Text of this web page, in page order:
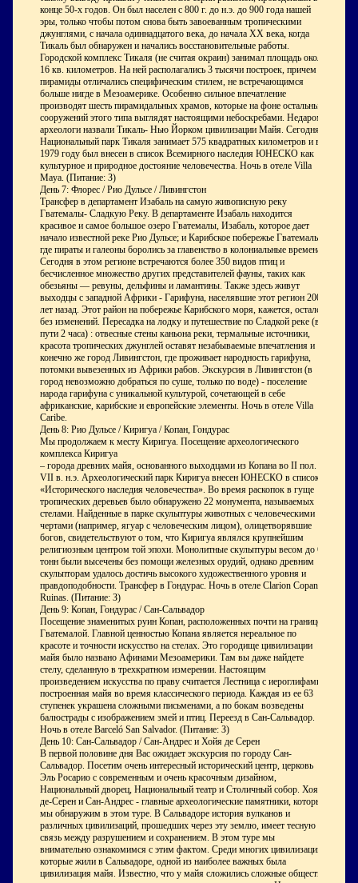
конце 50-х годов. Он был населен с 800 г. до н.э. до 900 года нашей
эры, только чтобы потом снова быть завоеванным тропическими
джунглями, с начала одиннадцатого века, до начала ХХ века, когда
Тикаль был обнаружен и начались восстановительные работы.
Городской комплекс Тикаля (не считая окраин) занимал площадь около
16 кв. километров. На ней располагались 3 тысячи построек, причем
пирамиды отличались специфическим стилем, не встречающимся
больше нигде в Мезоамерике. Особенно сильное впечатление
производят шесть пирамидальных храмов, которые на фоне остальных
сооружений этого типа выглядят настоящими небоскребами. Недаром
археологи назвали Тикаль- Нью Йорком цивилизации Майя. Сегодня
Национальный парк Тикаля занимает 575 квадратных километров и в
1979 году был внесен в список Всемирного наследия ЮНЕСКО как
культурное и природное достояние человечества. Ночь в отеле Villa
Maya. (Питание: З)
День 7: Флорес / Рио Дульсе / Ливингстон
Трансфер в департамент Изабаль на самую живописную реку
Гватемалы- Сладкую Реку. В департаменте Изабаль находится
красивое и самое большое озеро Гватемалы, Изабаль, которое дает
начало известной реке Рио Дульсе; и Карибское побережье Гватемалы,
где пираты и галеоны боролись за главенство в колониальные времена.
Сегодня в этом регионе встречаются более 350 видов птиц и
бесчисленное множество других представителей фауны, таких как
обезьяны — ревуны, дельфины и ламантины. Также здесь живут
выходцы с западной Африки - Гарифуна, населявшие этот регион 200
лет назад. Этот район на побережье Карибского моря, кажется, остался
без изменений. Пересадка на лодку и путешествие по Сладкой реке (в
пути 2 часа) : отвесные стены каньона реки, термальные источники,
красота тропических джунглей оставят незабываемые впечатления и
конечно же город Ливингстон, где проживает народность гарифуна,
потомки вывезенных из Африки рабов. Экскурсия в Ливингстон (в
город невозможно добраться по суше, только по воде) - поселение
народа гарифуна с уникальной культурой, сочетающей в себе
африканские, карибские и европейские элементы. Ночь в отеле Villa
Caribe.
День 8: Рио Дульсе / Киригуа / Копан, Гондурас
Мы продолжаем к месту Киригуа. Посещение археологического
комплекса Киригуа
– города древних майя, основанного выходцами из Копана во II пол.
VII в. н.э. Археологический парк Киригуа внесен ЮНЕСКО в список
«Исторического наследия человечества». Во время раскопок в гуще
тропических деревьев было обнаружено 22 монумента, называемых
стелами. Найденные в парке скульптуры животных с человеческими
чертами (например, ягуар с человеческим лицом), олицетворявшие
богов, свидетельствуют о том, что Киригуа являлся крупнейшим
религиозным центром той эпохи. Монолитные скульптуры весом до 65
тонн были высечены без помощи железных орудий, однако древним
скульпторам удалось достичь высокого художественного уровня и
правдоподобности. Трансфер в Гондурас. Ночь в отеле Clarion Copan
Ruinas. (Питание: З)
День 9: Копан, Гондурас / Сан-Сальвадор
Посещение знаменитых руин Копан, расположенных почти на границе с
Гватемалой. Главной ценностью Копана является нереальное по
красоте и точности искусство на стелах. Это городище цивилизации
майя было названо Афинами Мезоамерики. Там вы даже найдете
стелу, сделанную в трехкратном измерении. Настоящим
произведением искусства по праву считается Лестница с иероглифами
построенная майя во время классического периода. Каждая из ее 63
ступенек украшена сложными письменами, а по бокам возведены
балюстрады с изображением змей и птиц. Переезд в Сан-Сальвадор.
Ночь в отеле Barceló San Salvador. (Питание: З)
День 10: Сан-Сальвадор / Сан-Андрес и Хойя де Серен
В первой половине дня Вас ожидает экскурсия по городу Сан-
Сальвадор. Посетим очень интересный исторический центр, церковь
Эль Росарио с современным и очень красочным дизайном,
Национальный дворец, Национальный театр и Столичный собор. Хоя-
де-Серен и Сан-Андрес - главные археологические памятники, которые
мы обнаружим в этом туре. В Сальвадоре история вулканов и
различных цивилизаций, прошедших через эту землю, имеет тесную
связь между разрушением и сохранением. В этом туре мы
внимательно ознакомимся с этим фактом. Среди многих цивилизаций,
которые жили в Сальвадоре, одной из наиболее важных была
цивилизация майя. Известно, что у майя сложились сложные общества